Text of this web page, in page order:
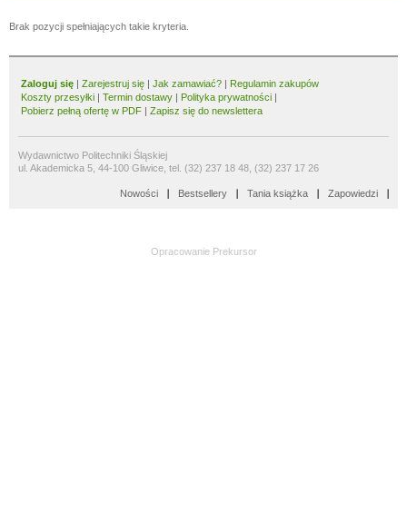
Brak pozycji spełniających takie kryteria.
Zaloguj się | Zarejestruj się | Jak zamawiać? | Regulamin zakupów
Koszty przesyłki | Termin dostawy | Polityka prywatności |
Pobierz pełną ofertę w PDF | Zapisz się do newslettera
Wydawnictwo Politechniki Śląskiej
ul. Akademicka 5, 44-100 Gliwice, tel. (32) 237 18 48, (32) 237 17 26
Nowości Bestsellery Tania książka Zapowiedzi
Opracowanie Prekursor